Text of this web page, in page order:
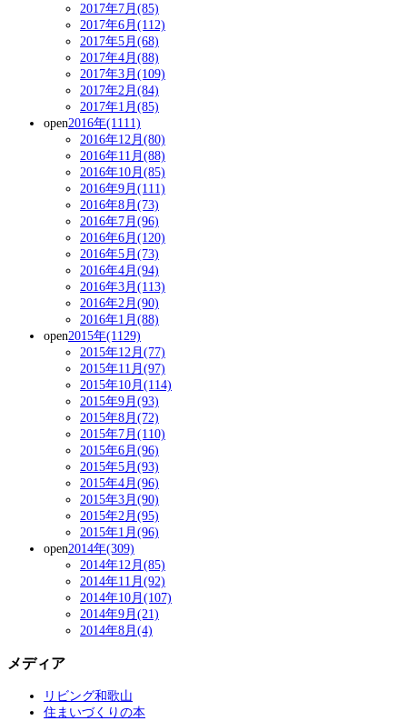
2017年7月(85)
2017年6月(112)
2017年5月(68)
2017年4月(88)
2017年3月(109)
2017年2月(84)
2017年1月(85)
open2016年(1111)
2016年12月(80)
2016年11月(88)
2016年10月(85)
2016年9月(111)
2016年8月(73)
2016年7月(96)
2016年6月(120)
2016年5月(73)
2016年4月(94)
2016年3月(113)
2016年2月(90)
2016年1月(88)
open2015年(1129)
2015年12月(77)
2015年11月(97)
2015年10月(114)
2015年9月(93)
2015年8月(72)
2015年7月(110)
2015年6月(96)
2015年5月(93)
2015年4月(96)
2015年3月(90)
2015年2月(95)
2015年1月(96)
open2014年(309)
2014年12月(85)
2014年11月(92)
2014年10月(107)
2014年9月(21)
2014年8月(4)
メディア
リビング和歌山
住まいづくりの本